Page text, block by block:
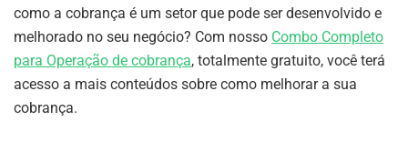
como a cobrança é um setor que pode ser desenvolvido e
melhorado no seu negócio? Com nosso Combo Completo
para Operação de cobrança, totalmente gratuito, você terá
acesso a mais conteúdos sobre como melhorar a sua
cobrança.